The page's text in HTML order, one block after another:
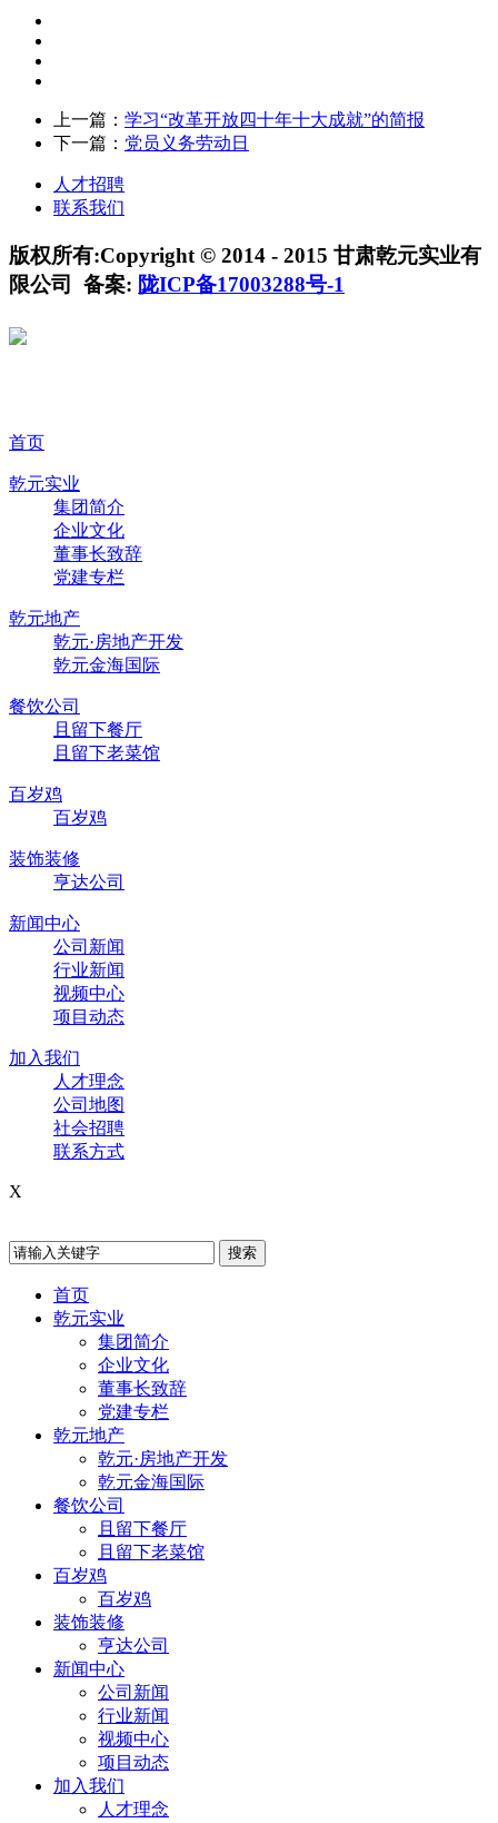
上一篇： 学习“改革开放四十年十大成就”的简报
下一篇： 党员义务劳动日
人才招聘
联系我们
版权所有:Copyright © 2014 - 2015 甘肃乾元实业有
限公司
备案: 陇ICP备17003288号-1
首页
乾元实业
集团简介
企业文化
董事长致辞
党建专栏
乾元地产
乾元·房地产开发
乾元金海国际
餐饮公司
且留下餐厅
且留下老菜馆
百岁鸡
百岁鸡
装饰装修
亨达公司
新闻中心
公司新闻
行业新闻
视频中心
项目动态
加入我们
人才理念
公司地图
社会招聘
联系方式
X
首页
乾元实业
集团简介
企业文化
董事长致辞
党建专栏
乾元地产
乾元·房地产开发
乾元金海国际
餐饮公司
且留下餐厅
且留下老菜馆
百岁鸡
百岁鸡
装饰装修
亨达公司
新闻中心
公司新闻
行业新闻
视频中心
项目动态
加入我们
人才理念